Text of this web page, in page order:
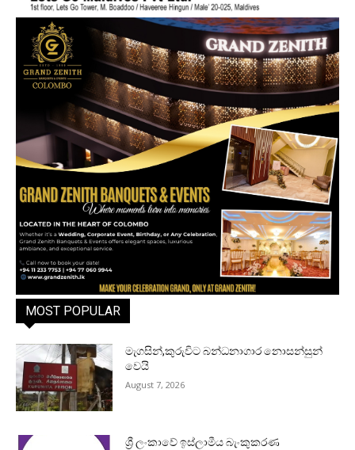
MOST POPULAR
මැගසින්,කුරුවිට බන්ධනාගාර නොසන්සුන්
වෙයි
August 7, 2026
ශ්‍රී ලංකාවේ ඉස්ලාමීය බැංකුකරණ